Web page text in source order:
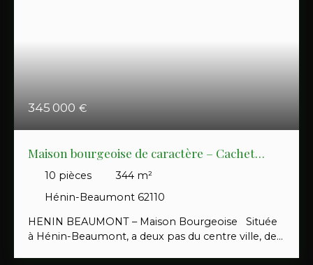
345 000 €
Maison bourgeoise de caractère – Cachet
préservé et jardin arboré
10 pièces 344 m²
Hénin-Beaumont 62110
HENIN BEAUMONT – Maison Bourgeoise Située
à Hénin-Beaumont, a deux pas du centre ville, des